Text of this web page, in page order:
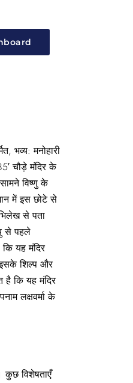
भव्य: मनोहारी
चौड़े मंदिर के
विष्णु के
में इस छोटे से
से पता
से पहले
यह मंदिर
इसके शिल्प और
है कि यह मंदिर
लक्षवर्मा के
कुछ विशेषताएँ